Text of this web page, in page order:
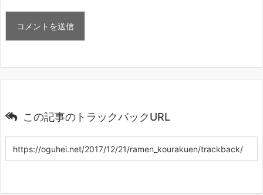
この記事のトラックバックURL